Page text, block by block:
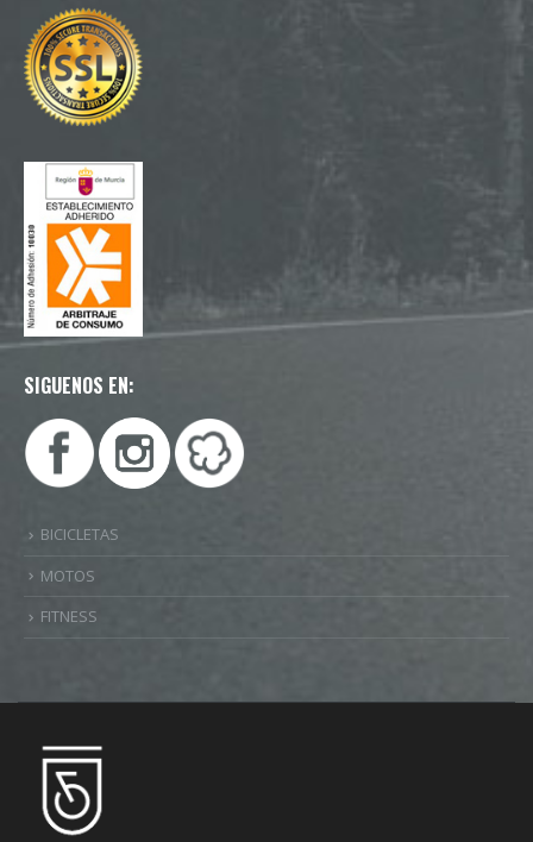
SIGUENOS EN:
BICICLETAS
MOTOS
FITNESS